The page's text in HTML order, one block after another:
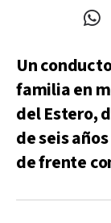
Un
familia en
del Estero,
de seis
de frente